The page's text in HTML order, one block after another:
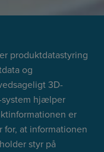
produktdatastyring
og
3D-
system hjælper
er
for, at informationen
styr på